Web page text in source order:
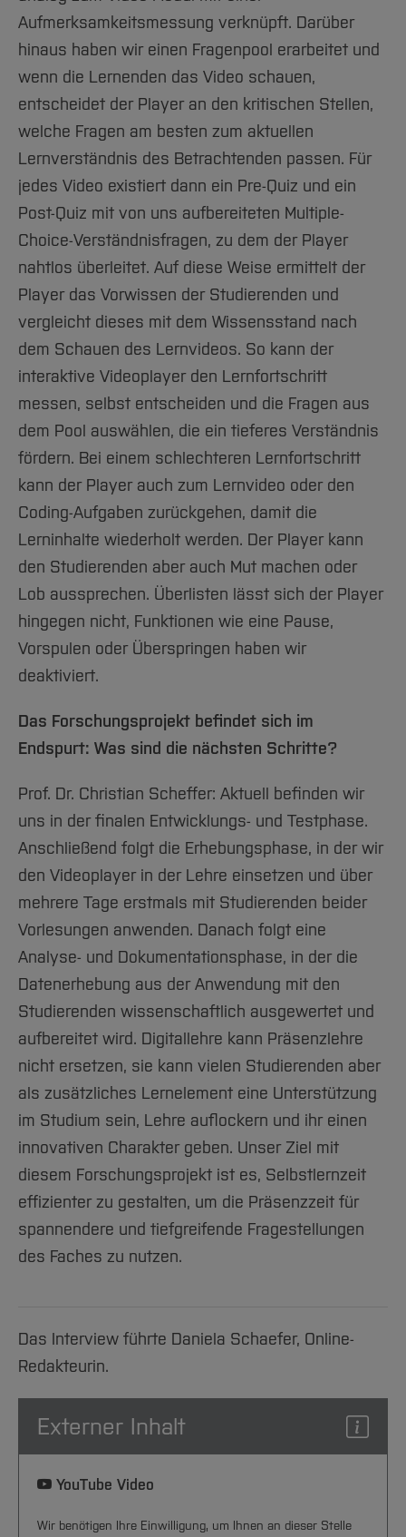
Aufmerksamkeitsmessung verknüpft. Darüber
hinaus haben wir einen Fragenpool erarbeitet und
wenn die Lernenden das Video schauen,
entscheidet der Player an den kritischen Stellen,
welche Fragen am besten zum aktuellen
Lernverständnis des Betrachtenden passen. Für
jedes Video existiert dann ein Pre-Quiz und ein
Post-Quiz mit von uns aufbereiteten Multiple-
Choice-Verständnisfragen, zu dem der Player
nahtlos überleitet. Auf diese Weise ermittelt der
Player das Vorwissen der Studierenden und
vergleicht dieses mit dem Wissensstand nach
dem Schauen des Lernvideos. So kann der
interaktive Videoplayer den Lernfortschritt
messen, selbst entscheiden und die Fragen aus
dem Pool auswählen, die ein tieferes Verständnis
fördern. Bei einem schlechteren Lernfortschritt
kann der Player auch zum Lernvideo oder den
Coding-Aufgaben zurückgehen, damit die
Lerninhalte wiederholt werden. Der Player kann
den Studierenden aber auch Mut machen oder
Lob aussprechen. Überlisten lässt sich der Player
hingegen nicht, Funktionen wie eine Pause,
Vorspulen oder Überspringen haben wir
deaktiviert.
Das Forschungsprojekt befindet sich im
Endspurt: Was sind die nächsten Schritte?
Prof. Dr. Christian Scheffer: Aktuell befinden wir
uns in der finalen Entwicklungs- und Testphase.
Anschließend folgt die Erhebungsphase, in der wir
den Videoplayer in der Lehre einsetzen und über
mehrere Tage erstmals mit Studierenden beider
Vorlesungen anwenden. Danach folgt eine
Analyse- und Dokumentationsphase, in der die
Datenerhebung aus der Anwendung mit den
Studierenden wissenschaftlich ausgewertet und
aufbereitet wird. Digitallehre kann Präsenzlehre
nicht ersetzen, sie kann vielen Studierenden aber
als zusätzliches Lernelement eine Unterstützung
im Studium sein, Lehre auflockern und ihr einen
innovativen Charakter geben. Unser Ziel mit
diesem Forschungsprojekt ist es, Selbstlernzeit
effizienter zu gestalten, um die Präsenzzeit für
spannendere und tiefgreifende Fragestellungen
des Faches zu nutzen.
Das Interview führte Daniela Schaefer, Online-
Redakteurin.
Externer Inhalt
YouTube Video
Wir benötigen Ihre Einwilligung, um Ihnen an dieser Stelle